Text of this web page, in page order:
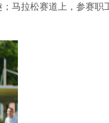
马拉松赛道上，参赛职